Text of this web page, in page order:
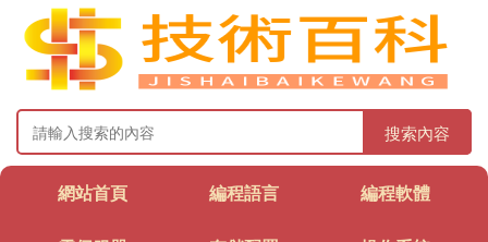
搜索內容
網站首頁 編程語言 編程軟體